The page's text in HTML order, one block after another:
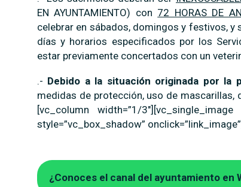
EN AYUNTAMIENTO) con 72 HORAS DE
celebrar en sábados, domingos y festivos,
días y horarios especificados por los
estar previamente concertados con un
.- Debido a la situación originada por la
medidas de protección, uso de
[vc_column width=”1/3″][vc_single_image
style=”vc_box_shadow”
¿Conoces el canal del ayuntamiento en